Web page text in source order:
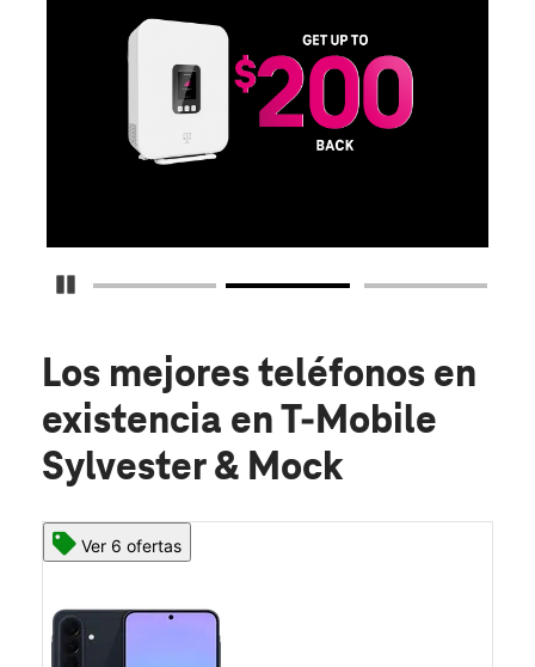
Detener carrusel
Los mejores teléfonos en
existencia en T-Mobile
Sylvester & Mock
Ver 6 ofertas